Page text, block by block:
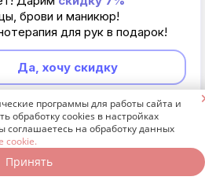
каталогу. Среди
— экстракты
шелка и комплекс
MinoX ML Eyelash
с добавлением
говорится, что
брови и маникюр!
для рук в подарок!
Да, хочу скидку
Неинтересно
программы для работы сайта и
обработку cookies в настройках
на обработку данных
cookie.
Принять